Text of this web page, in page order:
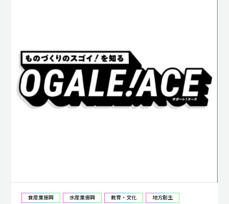
食産業振興 水産業振興 教育・文化
地方創生